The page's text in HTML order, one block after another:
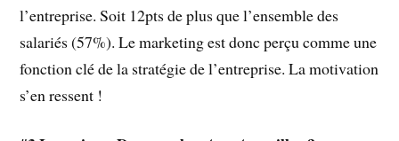
l’entreprise. Soit 12pts de plus que l’ensemble des
salariés (57%). Le marketing est donc perçu comme une
fonction clé de la stratégie de l’entreprise. La motivation
s’en ressent !